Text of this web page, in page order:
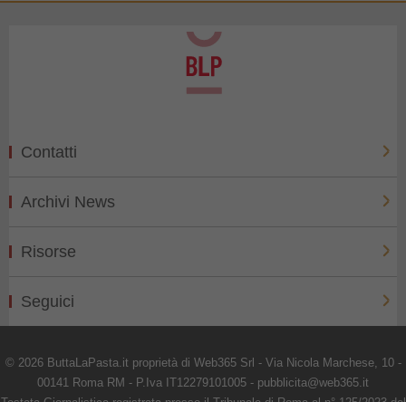
Contatti
Archivi News
Risorse
Seguici
© 2026 ButtaLaPasta.it proprietà di Web365 Srl - Via Nicola Marchese, 10 -
00141 Roma RM - P.Iva IT12279101005 - pubblicita@web365.it